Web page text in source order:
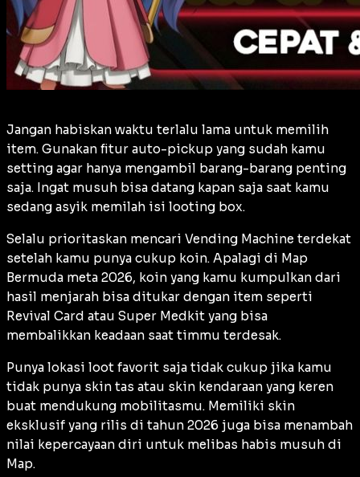
Jangan habiskan waktu terlalu lama untuk memilih
item. Gunakan fitur auto-pickup yang sudah kamu
setting agar hanya mengambil barang-barang penting
saja. Ingat musuh bisa datang kapan saja saat kamu
sedang asyik memilah isi looting box.
Selalu prioritaskan mencari Vending Machine terdekat
setelah kamu punya cukup koin. Apalagi di Map
Bermuda meta 2026, koin yang kamu kumpulkan dari
hasil menjarah bisa ditukar dengan item seperti
Revival Card atau Super Medkit yang bisa
membalikkan keadaan saat timmu terdesak.
Punya lokasi loot favorit saja tidak cukup jika kamu
tidak punya skin tas atau skin kendaraan yang keren
buat mendukung mobilitasmu. Memiliki skin
eksklusif yang rilis di tahun 2026 juga bisa menambah
nilai kepercayaan diri untuk melibas habis musuh di
Map.